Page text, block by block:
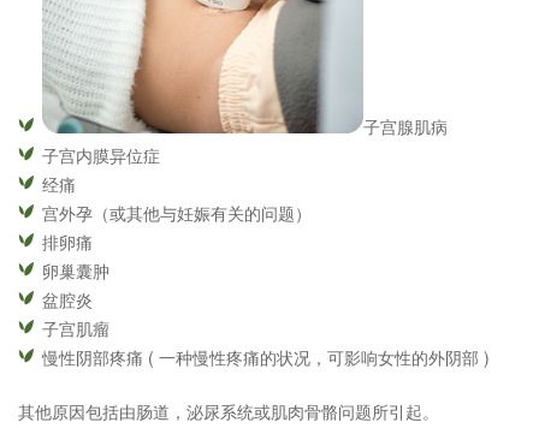
子宫腺肌病
子宫内膜异位症
经痛
宫外孕（或其他与妊娠有关的问题）
排卵痛
卵巢囊肿
盆腔炎
子宫肌瘤
慢性阴部疼痛 ( 一种慢性疼痛的状况，可影响女性的外阴部 )
其他原因包括由肠道，泌尿系统或肌肉骨骼问题所引起。